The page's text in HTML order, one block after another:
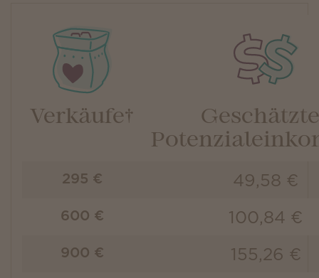
Verkäufe†
295 € 49,58 €
600 € 100,84 €
900 € 155,26 €